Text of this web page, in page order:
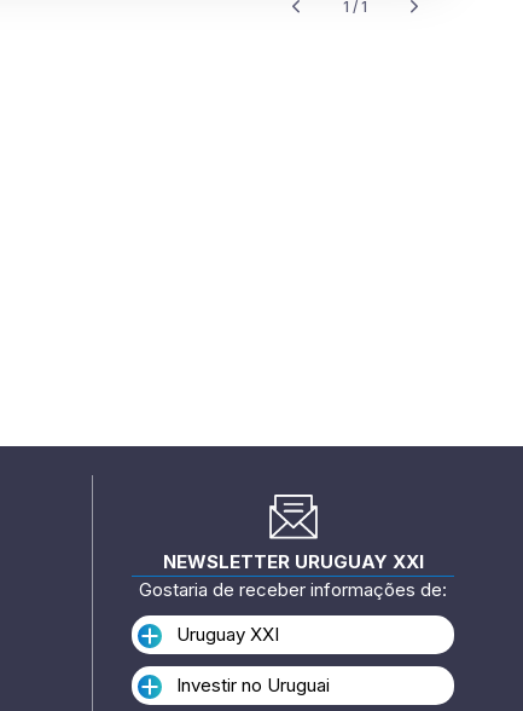
1 / 1
NEWSLETTER URUGUAY XXI
Gostaria de receber informações de:
Uruguay XXI
Investir no Uruguai